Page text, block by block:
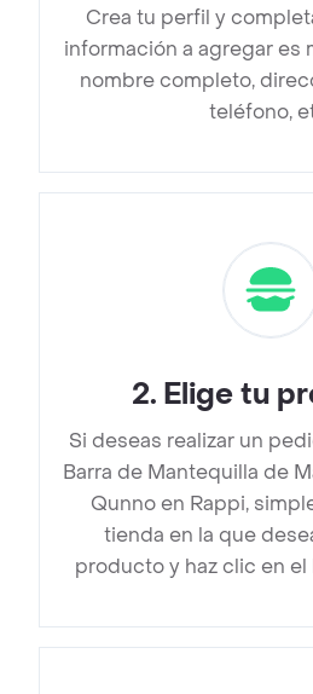
Crea tu perfil y
información a agregar es
nombre completo,
teléfono,
2. Elige tu
Si deseas realizar un
Barra de Mantequilla de
Qunno en Rappi,
tienda en la que
producto y haz clic en el